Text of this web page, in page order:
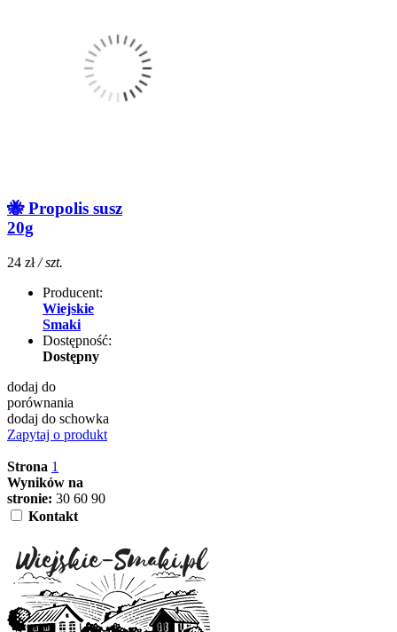
🐝 Propolis susz
20g
24 zł / szt.
Producent:
Wiejskie
Smaki
Dostępność:
Dostępny
dodaj do
porównania
dodaj do schowka
Zapytaj o produkt
Strona 1
Wyników na
stronie: 30 60 90
Kontakt